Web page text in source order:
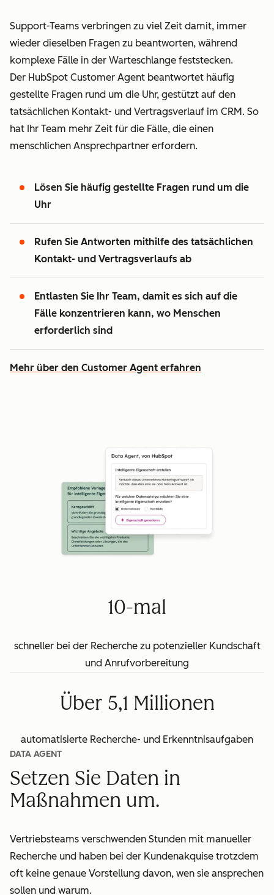
Support-Teams verbringen zu viel Zeit damit, immer
wieder dieselben Fragen zu beantworten, während
komplexe Fälle in der Warteschlange feststecken.
Der HubSpot Customer Agent beantwortet häufig
gestellte Fragen rund um die Uhr, gestützt auf den
tatsächlichen Kontakt- und Vertragsverlauf im CRM. So
hat Ihr Team mehr Zeit für die Fälle, die einen
menschlichen Ansprechpartner erfordern.
Lösen Sie häufig gestellte Fragen rund um die
Uhr
Rufen Sie Antworten mithilfe des tatsächlichen
Kontakt- und Vertragsverlaufs ab
Entlasten Sie Ihr Team, damit es sich auf die
Fälle konzentrieren kann, wo Menschen
erforderlich sind
Mehr über den Customer Agent erfahren
10-mal
schneller bei der Recherche zu potenzieller Kundschaft
und Anrufvorbereitung
Über 5,1 Millionen
automatisierte Recherche- und Erkenntnisaufgaben
DATA AGENT
Setzen Sie Daten in
Maßnahmen um.
Vertriebsteams verschwenden Stunden mit manueller
Recherche und haben bei der Kundenakquise trotzdem
oft keine genaue Vorstellung davon, wen sie ansprechen
sollen und warum.